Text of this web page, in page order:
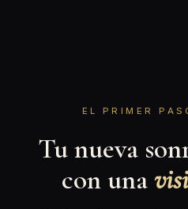
EL PRIMER
Tu nueva
con una